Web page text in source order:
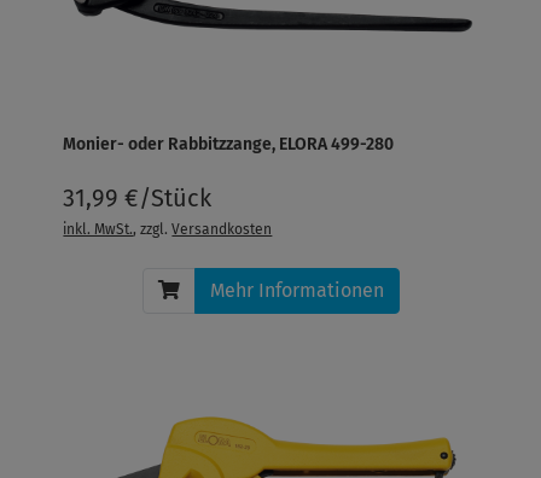
Monier- oder Rabbitzzange, ELORA 499-280
31,99 €/Stück
inkl. MwSt., zzgl.Versandkosten
Mehr Informationen